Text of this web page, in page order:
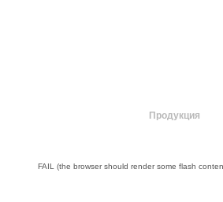
Продукция
FAIL (the browser should render some flash